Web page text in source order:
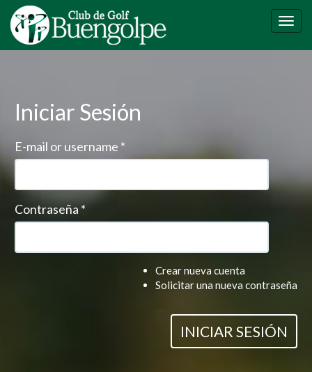
Pasar
contenido
principal
Iniciar Sesión
E-mail or username *
Contraseña*
Crear nueva cuenta
Solicitar una nueva contraseña
INICIAR SESIÓN